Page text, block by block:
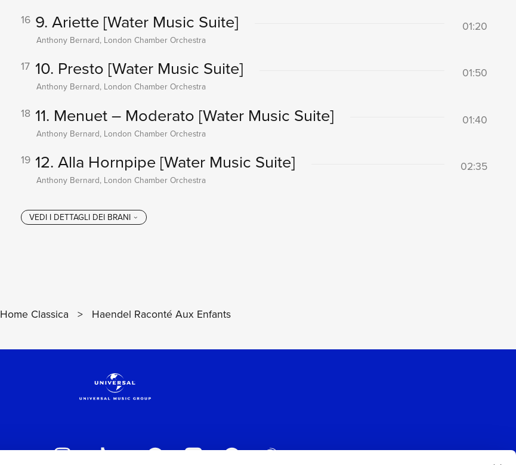
16 9. Ariette[Water Music Suite] 01:20
Anthony Bernard, London Chamber Orchestra
17 10. Presto [Water Music Suite] 01:50
Anthony Bernard, London Chamber Orchestra
18 11. Menuet – Moderato [Water Music Suite] 01:40
Anthony Bernard, London Chamber Orchestra
19 12. Alla Hornpipe[Water Music Suite] 02:35
Anthony Bernard, London Chamber Orchestra
Home Classica > Haendel Raconté Aux Enfants